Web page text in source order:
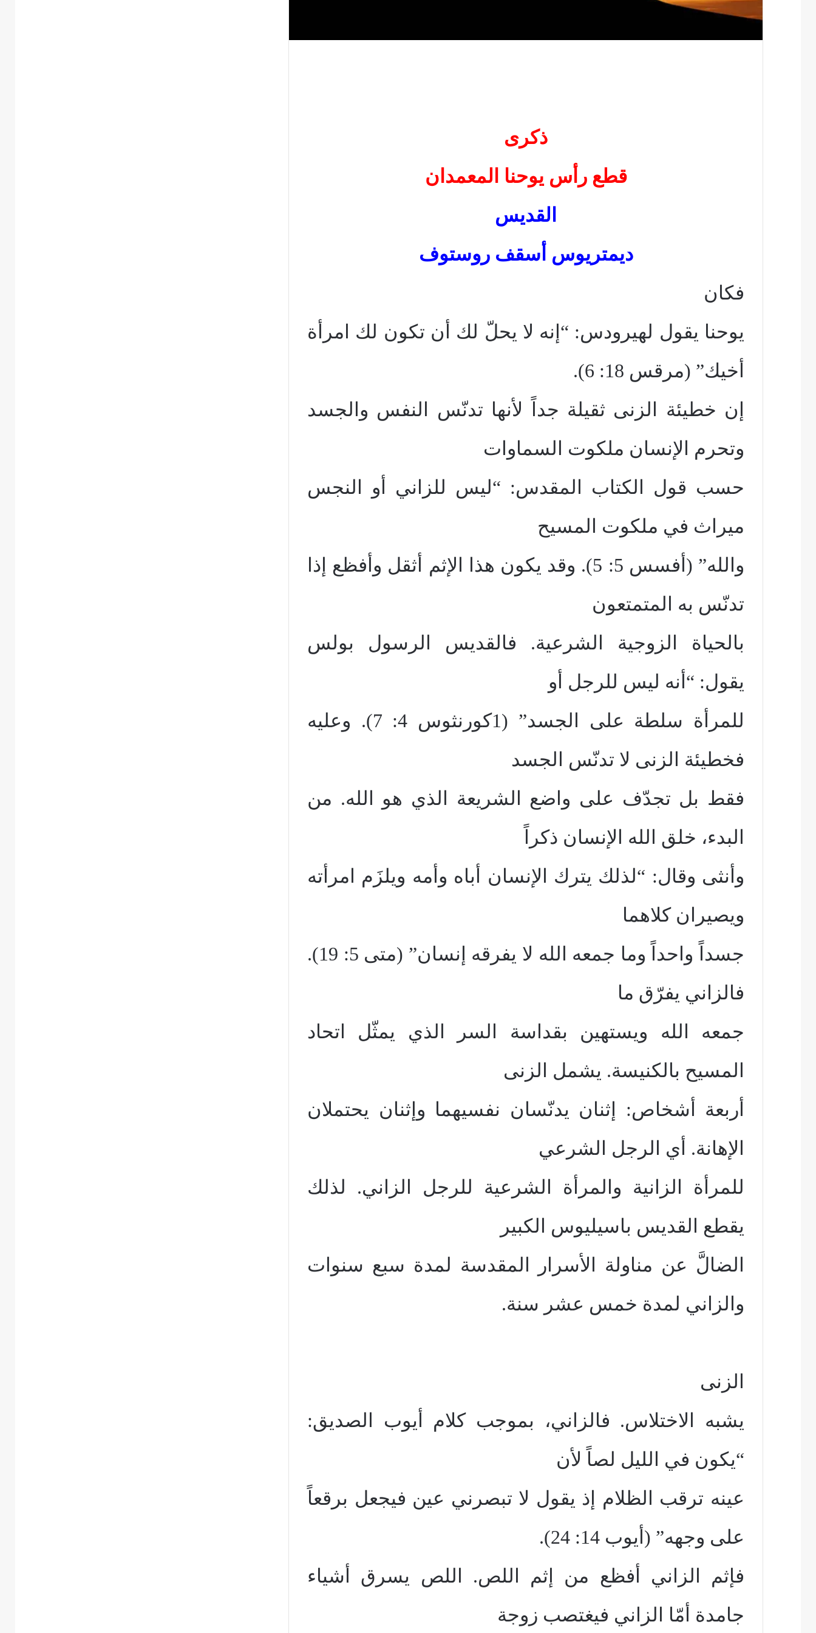
ذكرى
قطع رأس يوحنا المعمدان
لقديس
ديمتريوس أسقف روستوف
فكان
يوحنا يقول لهيرودس: “إنه لا يحلّ لك أن تكون لك امرأة
أخيك” (مرقس 18: 6).
إن خطيئة الزنى ثقيلة جداً لأنها تدنّس النفس والجسد
وتحرم الإنسان ملكوت السماوات
حسب قول الكتاب المقدس: “ليس للزاني أو النجس
ميراث في ملكوت المسيح
والله” (أفسس 5: 5). وقد يكون هذا الإثم أثقل وأفظع إذا
تدنّس به المتمتعون
بالحياة الزوجية الشرعية. فالقديس الرسول بولس
يقول: “أنه ليس للرجل أو
للمرأة سلطة على الجسد” (1كورنثوس 4: 7). وعليه
فخطيئة الزنى لا تدنّس الجسد
فقط بل تجدّف على واضع الشريعة الذي هو الله. من
البدء، خلق الله الإنسان ذكراً
وأنثى وقال: “لذلك يترك الإنسان أباه وأمه ويلزَم امرأته
ويصيران كلاهما
جسداً واحداً وما جمعه الله لا يفرقه إنسان” (متى 5: 19).
فالزاني يفرّق ما
جمعه الله ويستهين بقداسة السر الذي يمثّل اتحاد
المسيح بالكنيسة. يشمل الزنى
أربعة أشخاص: إثنان يدنّسان نفسيهما وإثنان يحتملان
الإهانة. أي الرجل الشرعي
للمرأة الزانية والمرأة الشرعية للرجل الزاني. لذلك
يقطع القديس باسيليوس الكبير
الضالَّ عن مناولة الأسرار المقدسة لمدة سبع سنوات
والزاني لمدة خمس عشر سنة.
الزنى
يشبه الاختلاس. فالزاني، بموجب كلام أيوب الصديق:
“يكون في الليل لصاً لأن
عينه ترقب الظلام إذ يقول لا تبصرني عين فيجعل برقعاً
على وجهه” (أيوب 14: 24).
فإثم الزاني أفظع من إثم اللص. اللص يسرق أشياء
جامدة أمّا الزاني فيغتصب زوجة